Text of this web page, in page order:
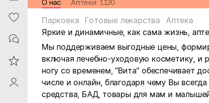
Heart
Contacts
Reviews
ProfileSaby
О нас Аптеки 1130
Парковка Готовые лекарства
Аптека
Яркие и динамичные, как сама жизнь,
Мы поддерживаем выгодные цены,
включая лечебно-уходовую косметику,
ногу со временем, "Вита" обеспечивает
числе и онлайн, благодаря чему Вы
средства, БАД, товары для мам и